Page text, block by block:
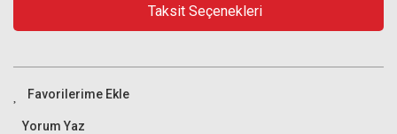
Taksit Seçenekleri
Yorum Yaz